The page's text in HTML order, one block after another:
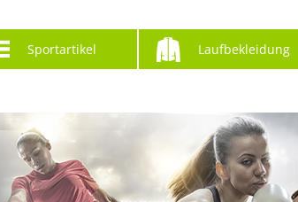
Sportartikel Laufbekleidung